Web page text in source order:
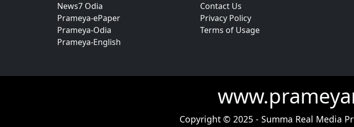
News7 Odia
Prameya-ePaper
Prameya-Odia
Prameya-English
Contact Us
Privacy Policy
Terms of Usage
Copyright © 2025 - Summa Real Media